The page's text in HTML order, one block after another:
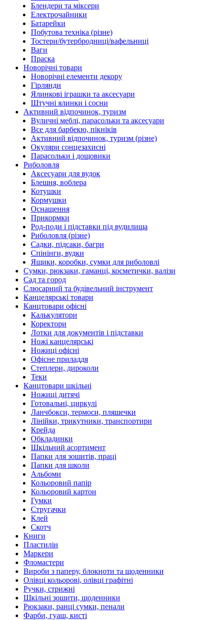
Блендери та міксери
Електрочайники
Батарейки
Побутова техніка (різне)
Тостери/бутербродниці/вафельниці
Ваги
Праска
Новорічні товари
Новорічні елементи декору
Гірлянди
Ялинкові іграшки та аксесуари
Штучні ялинки і сосни
Активний відпочинок, туризм
Вуличні меблі, парасольки та аксесуари
Все для барбекю, пікніків
Активний відпочинок, туризм (різне)
Окуляри сонцезахисні
Парасольки і дощовики
Риболовля
Аксесуари для вудок
Блешня, воблера
Котушки
Кормушки
Оснащення
Прикормки
Род-поди і підставки під вудилища
Риболовля (різне)
Садки, підсаки, багри
Спінінги, вудки
Ящики, коробки, сумки для риболовлі
Сумки, рюкзаки, гаманці, косметички, валізи
Сад та город
Слюсарний та будівельний інструмент
Канцелярські товари
Канцтовари офісні
Калькулятори
Коректори
Лотки для документів і підставки
Ножі канцелярські
Ножиці офісні
Офісне приладдя
Степлери, дироколи
Теки
Канцтовари шкільні
Ножиці дитячі
Готовальні, циркулі
Ланчбокси, термоси, пляшечки
Лінійки, трикутники, транспортири
Крейда
Обкладинки
Шкільний асортимент
Папки для зошитів, праці
Папки для школи
Альбоми
Кольоровий папір
Кольоровий картон
Гумки
Стругачки
Клей
Скотч
Книги
Пластилін
Маркери
Фломастери
Вироби з паперу, блокноти та щоденники
Олівці кольорові, олівці графітні
Ручки, стрижні
Шкільні зошити, щоденники
Рюкзаки, ранці сумки, пенали
Фарби, гуаш, кисті